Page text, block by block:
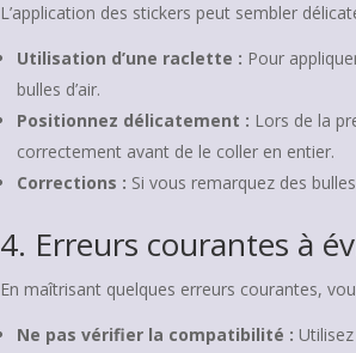
L’application des stickers peut sembler
Utilisation d’une raclette : Pour
bulles d’air.
Positionnez délicatement : Lors de la
correctement avant de le coller en entier.
Corrections : Si vous remarquez des
4. Erreurs courantes à
En maîtrisant quelques erreurs courantes,
Ne pas vérifier la compatibilité :